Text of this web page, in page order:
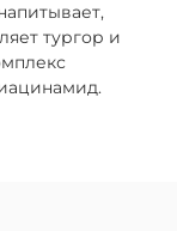
тургор и